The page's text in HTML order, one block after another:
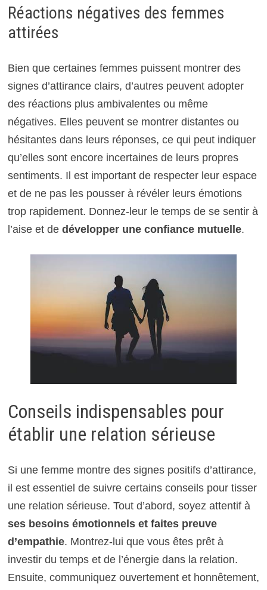
Réactions négatives des femmes
attirées
Bien que certaines femmes puissent montrer des
signes d’attirance clairs, d’autres peuvent adopter
des réactions plus ambivalentes ou même
négatives. Elles peuvent se montrer distantes ou
hésitantes dans leurs réponses, ce qui peut indiquer
qu’elles sont encore incertaines de leurs propres
sentiments. Il est important de respecter leur espace
et de ne pas les pousser à révéler leurs émotions
trop rapidement. Donnez-leur le temps de se sentir à
l’aise et de développer une confiance mutuelle.
Conseils indispensables pour
établir une relation sérieuse
Si une femme montre des signes positifs d’attirance,
il est essentiel de suivre certains conseils pour tisser
une relation sérieuse. Tout d’abord, soyez attentif à
ses besoins émotionnels et faites preuve
d’empathie. Montrez-lui que vous êtes prêt à
investir du temps et de l’énergie dans la relation.
Ensuite, communiquez ouvertement et honnêtement,